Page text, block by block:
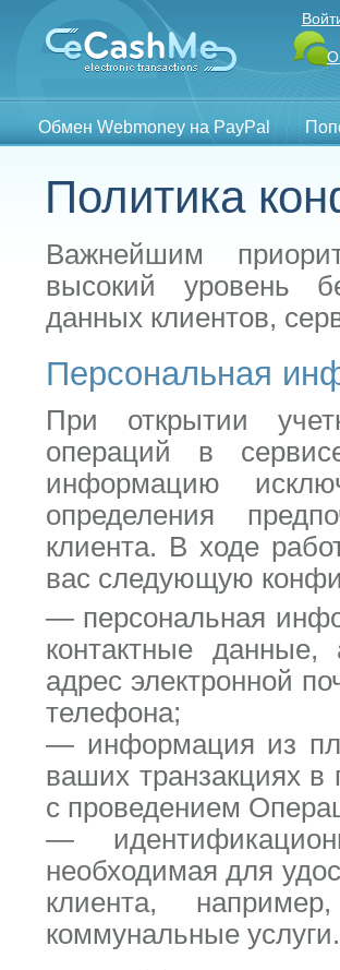
О
Обмен Webmoney на PayPal
Политика
Важнейшим
высокий уровень
данных клиентов,
Персональная
При открытии
операций в
информацию
определения
клиента. В ходе
вас следующую
— персональная
контактные
адрес электронной
телефона;
— информация из
ваших транзакциях в
с проведением
—
необходимая для
клиента,
коммунальные услуги.